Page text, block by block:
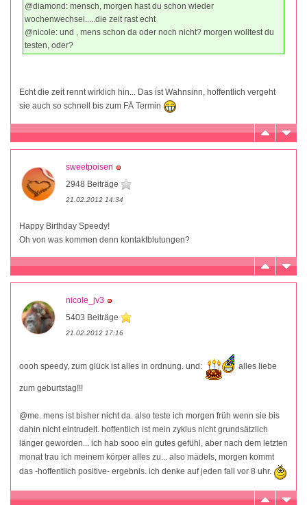
@diamond: mensch, morgen hast du schon wieder
wochenwechsel.....die zeit rast echt
@nicole: und , mens schon da oder noch nicht? morgen wolltest du
testen, oder?
Echt die zeit rennt wirklich hin... Das ist Wahnsinn, hoffentlich vergeht
sie auch so schnell bis zum FÄ Termin
sweetpoisen
2948 Beiträge
21.02.2012 14:34
Happy Birthday Speedy!
Oh von was kommen denn kontaktblutungen?
nicole_jv3
5403 Beiträge
21.02.2012 17:16
oooh speedy, zum glück ist alles in ordnung. und: alles liebe
zum geburtstag!!!
@me. mens ist bisher nicht da. also teste ich morgen früh wenn sie bis
dahin nicht eintrudelt. hoffentlich ist mein zyklus nicht grundsätzlich
länger geworden... ich hab sooo ein gutes gefühl, aber nach dem letzten
monat trau ich meinem körper alles zu... also mädels, morgen kommt
das -hoffentlich positive- ergebnis. ich denke auf jeden fall vor 8 uhr.